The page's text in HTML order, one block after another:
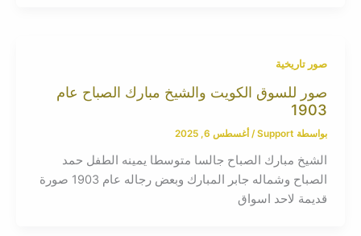
صور تاريخية
صور للسوق الكويت والشيخ مبارك الصباح عام
1903
بواسطة Support
/ أغسطس 6, 2025
الشيخ مبارك الصباح جالسا متوسطا يمينه الطفل حمد
الصباح وشماله جابر المبارك وبعض رجاله عام 1903 صورة
قديمة لاحد اسواق